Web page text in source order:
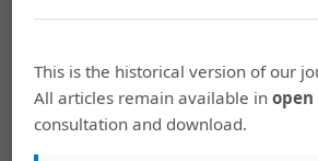
A Guerra do Paraguai:
brasileira do Império à
Positivista: Memórias e
This is the historical version of our
All articles remain available inopen
consultation and download.